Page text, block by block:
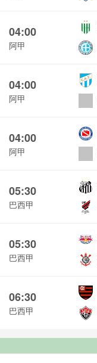
04:00
阿甲
04:00
阿甲
04:00
阿甲
05:30
巴西甲
05:30
巴西甲
06:30
巴西甲